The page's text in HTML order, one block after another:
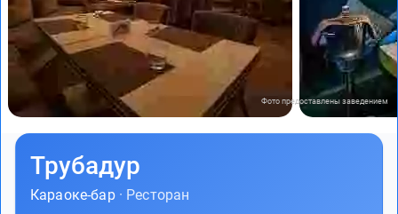
Фото предоставлены заведением
Трубадур
Караоке-бар· Ресторан